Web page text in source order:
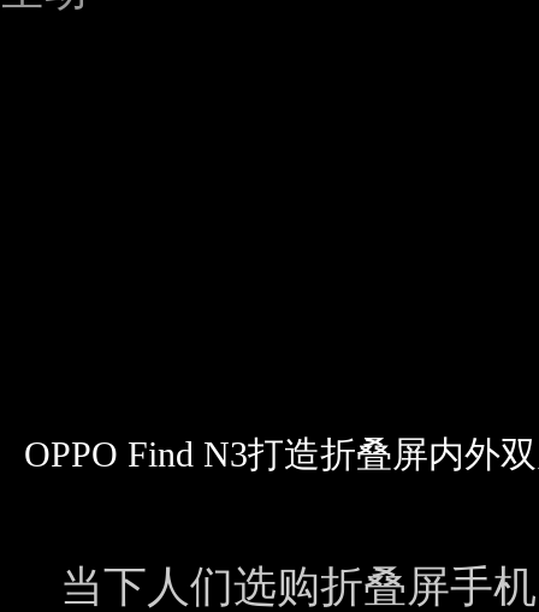
OPPO Find N3打造折叠屏内外
当下人们选购折叠屏手